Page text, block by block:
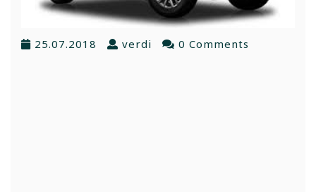
25.07.2018 verdi 0 Comments